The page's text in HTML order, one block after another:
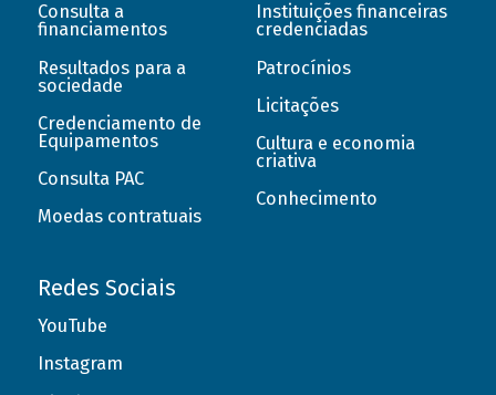
Consulta a
financiamentos
Resultados para a
sociedade
Credenciamento de
Equipamentos
Consulta PAC
Moedas contratuais
Instituições financeiras
credenciadas
Patrocínios
Licitações
Cultura e economia
criativa
Conhecimento
Redes Sociais
YouTube
Instagram